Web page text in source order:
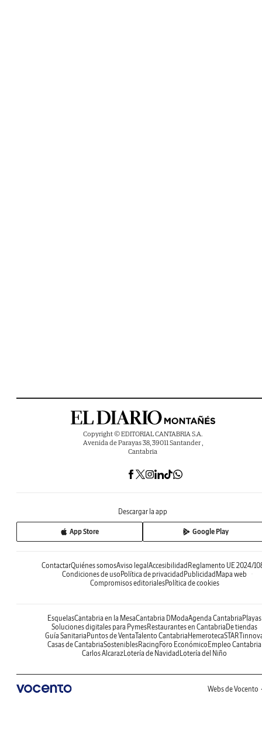
Copyright © EDITORIAL CANTABRIA S.A.
Avenida de Parayas 38, 39011 Santander ,
Cantabria
Descargar la app
App Store Google Play
ContactarQuiénes somosAviso legalAccesibilidadReglamento UE 2024/
Condiciones de usoPolítica de privacidadPublicidadMapa web
Compromisos editorialesPolítica de cookies
EsquelasCantabria en la MesaCantabria DModaAgenda CantabriaPlayas
Soluciones digitales para PymesRestaurantes en CantabriaDe tiendas
Guía SanitariaPuntos de VentaTalento CantabriaHemeroteca
Casas de CantabriaSosteniblesRacingForo EconómicoEmpleo Cantabria
Carlos AlcarazLotería de NavidadLotería del Niño
Webs de Vocento